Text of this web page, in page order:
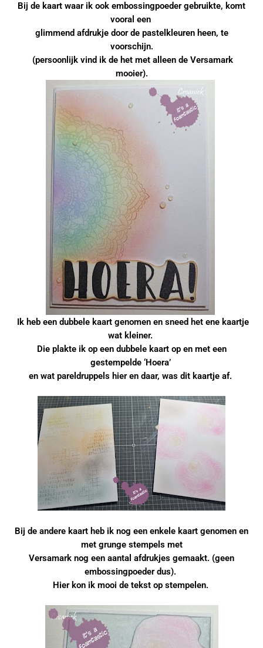
Bij de kaart waar ik ook embossingpoeder gebruikte, komt
vooral een
glimmend afdrukje door de pastelkleuren heen, te
voorschijn.
(persoonlijk vind ik de het met alleen de Versamark
mooier).
Ik heb een dubbele kaart genomen en sneed het ene kaartje
wat kleiner.
Die plakte ik op een dubbele kaart op en met een
gestempelde ‘Hoera’
en wat pareldruppels hier en daar, was dit kaartje af.
Bij de andere kaart heb ik nog een enkele kaart genomen en
met grunge stempels met
Versamark nog een aantal afdrukjes gemaakt. (geen
embossingpoeder dus).
Hier kon ik mooi de tekst op stempelen.